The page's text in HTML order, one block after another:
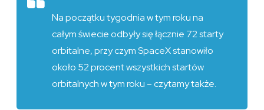
Na początku tygodnia w tym roku na
całym świecie odbyły się łącznie 72 starty
orbitalne, przy czym SpaceX stanowiło
około 52 procent wszystkich startów
orbitalnych w tym roku – czytamy także.